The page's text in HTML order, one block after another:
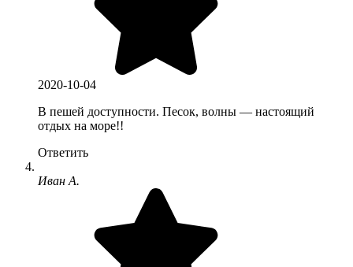
2020-10-04
В пешей доступности. Песок, волны — настоящий
отдых на море!!
Ответить
Иван А.